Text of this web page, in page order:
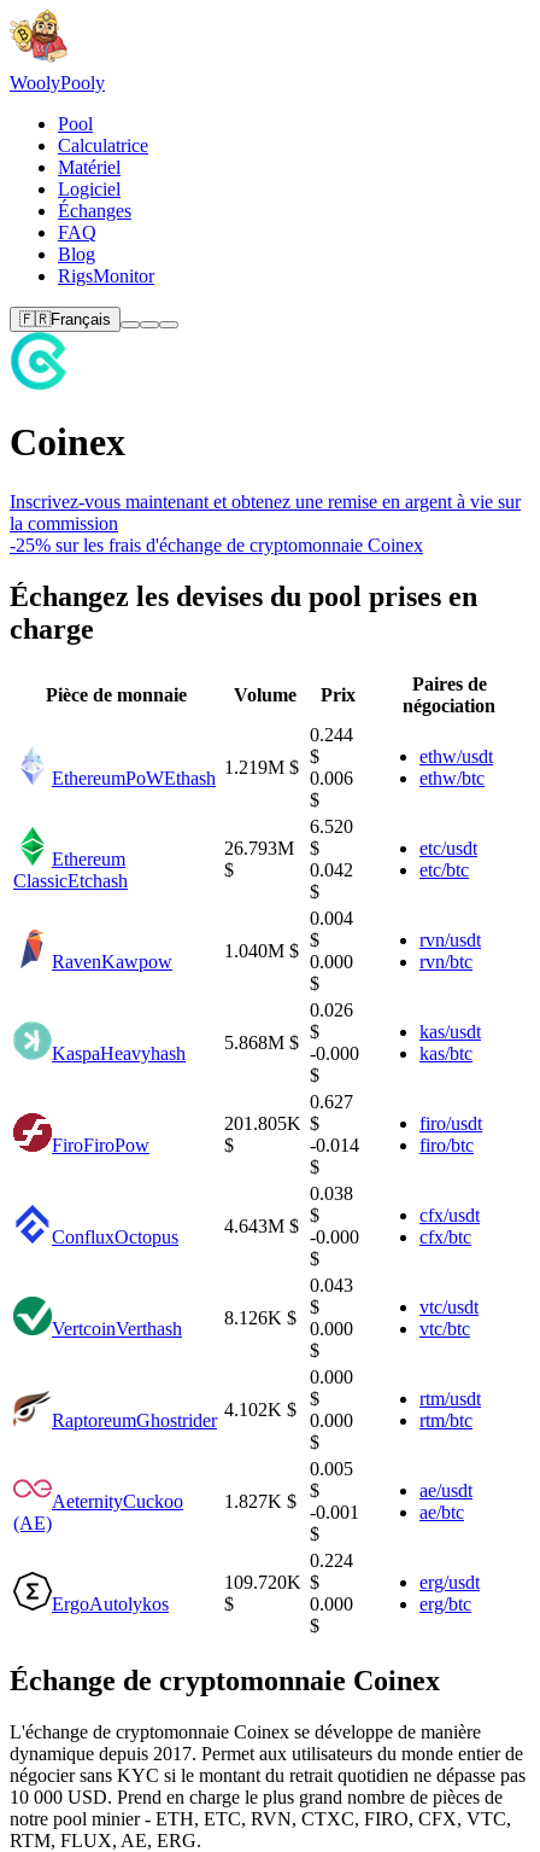
WoolyPooly
Pool
Calculatrice
Matériel
Logiciel
Échanges
FAQ
Blog
RigsMonitor
🇫🇷Français
Coinex
Inscrivez-vous maintenant et obtenez une remise en argent à vie sur
la commission
-25% sur les frais d'échange de cryptomonnaie Coinex
Échangez les devises du pool prises en
charge
Pièce de monnaie Volume Prix
Paires de
négociation
EthereumPoWEthash
1.219M $
0.244
$
0.006
$
ethw/usdt
ethw/btc
Ethereum
ClassicEtchash
26.793M
$
6.520
$
0.042
$
etc/usdt
etc/btc
RavenKawpow
1.040M $
0.004
$
0.000
$
rvn/usdt
rvn/btc
KaspaHeavyhash
5.868M $
0.026
$
-0.000
$
kas/usdt
kas/btc
FiroFiroPow
201.805K
$
0.627
$
-0.014
$
firo/usdt
firo/btc
ConfluxOctopus
4.643M $
0.038
$
-0.000
$
cfx/usdt
cfx/btc
VertcoinVerthash
8.126K $
0.043
$
0.000
$
vtc/usdt
vtc/btc
RaptoreumGhostrider
4.102K $
0.000
$
0.000
$
rtm/usdt
rtm/btc
AeternityCuckoo
(AE)
1.827K $
0.005
$
-0.001
$
ae/usdt
ae/btc
ErgoAutolykos
109.720K
$
0.224
$
0.000
$
erg/usdt
erg/btc
Échange de cryptomonnaie Coinex
L'échange de cryptomonnaie Coinex se développe de manière
dynamique depuis 2017. Permet aux utilisateurs du monde entier de
négocier sans KYC si le montant du retrait quotidien ne dépasse pas
10 000 USD. Prend en charge le plus grand nombre de pièces de
notre pool minier - ETH, ETC, RVN, CTXC, FIRO, CFX, VTC,
RTM, FLUX, AE, ERG.